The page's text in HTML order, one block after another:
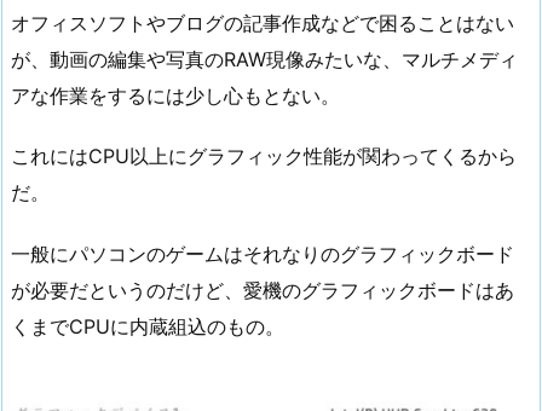
オフィスソフトやブログの記事作成などで困ることはない
が、動画の編集や写真のRAW現像みたいな、マルチメディ
アな作業をするには少し心もとない。
これにはCPU以上にグラフィック性能が関わってくるから
だ。
一般にパソコンのゲームはそれなりのグラフィックボード
が必要だというのだけど、愛機のグラフィックボードはあ
くまでCPUに内蔵組込のもの。